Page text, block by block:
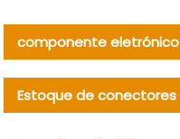
componente eletrónico
Estoque de conectores